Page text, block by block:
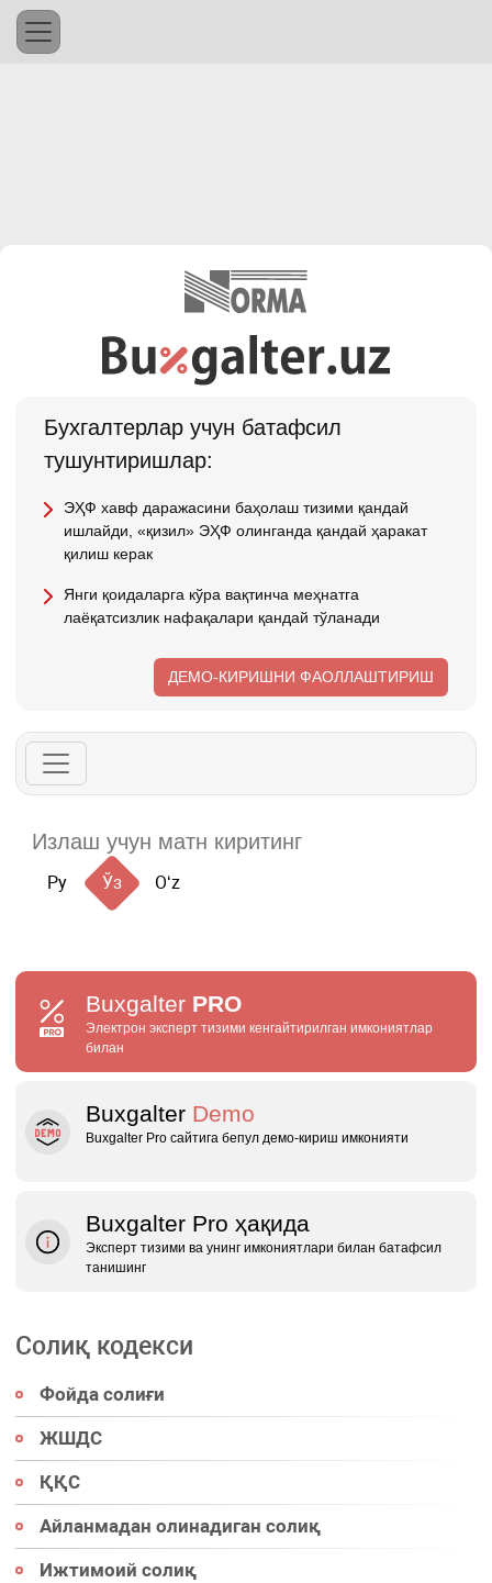
Бухгалтерлар учун батафсил
тушунтиришлар:
ЭҲФ хавф даражасини баҳолаш тизими қандай
ишлайди, «қизил» ЭҲФ олинганда қандай ҳаракат
қилиш керак
Янги қоидаларга кўра вақтинча меҳнатга
лаёқатсизлик нафақалари қандай тўланади
ДЕМО-КИРИШНИ ФАОЛЛАШТИРИШ
Ру Ўз Oʻz
Buxgalter PRO
Электрон эксперт тизими кенгайтирилган имкониятлар
билан
Buxgalter Demo
Buxgalter Pro сайтига бепул демо‑кириш имконияти
Buxgalter Pro ҳақида
Эксперт тизими ва унинг имкониятлари билан батафсил
танишинг
Солиқ кодекси
Фойда солиғи
ЖШДС
ҚҚС
Айланмадан олинадиган солиқ
Ижтимоий солиқ